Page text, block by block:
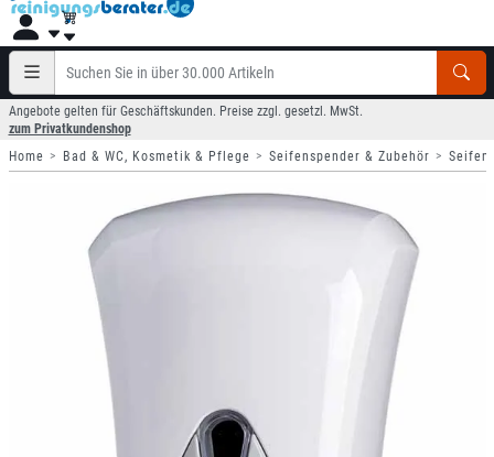
Angebote gelten für Geschäftskunden. Preise zzgl. gesetzl. MwSt.
zum Privatkundenshop
Home
Bad & WC, Kosmetik & Pflege Seifenspender & Zubehör